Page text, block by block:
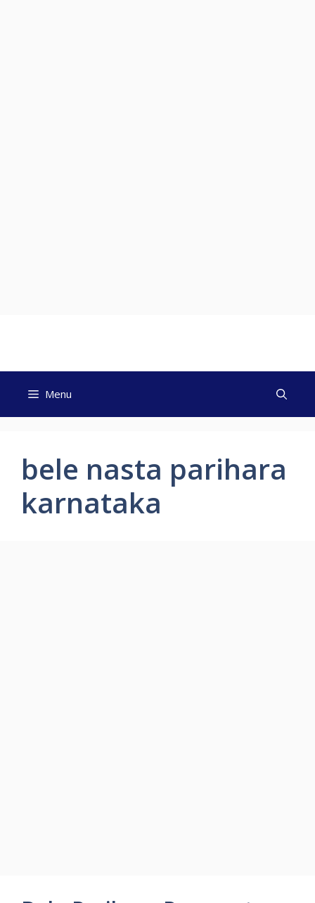
Menu
bele nasta parihara
karnataka